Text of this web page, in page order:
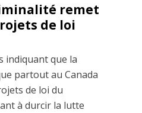
remet
de loi
indiquant que la
partout au Canada
de loi du
à durcir la lutte